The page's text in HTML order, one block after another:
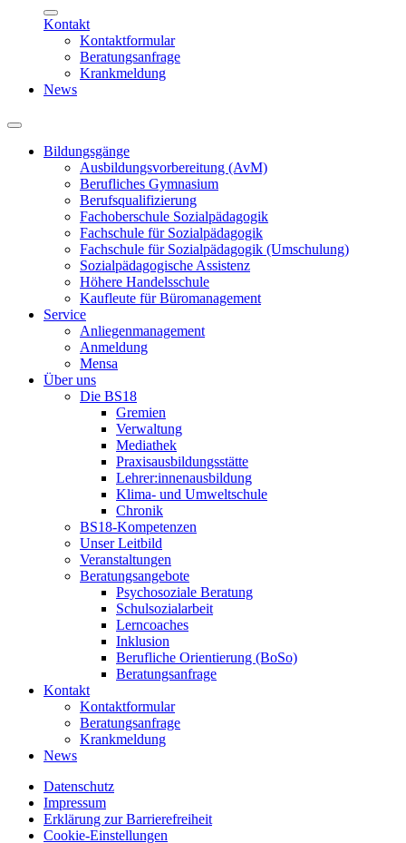
Kontakt
Kontaktformular
Beratungsanfrage
Krankmeldung
News
Bildungsgänge
Ausbildungsvorbereitung (AvM)
Berufliches Gymnasium
Berufsqualifizierung
Fachoberschule Sozialpädagogik
Fachschule für Sozialpädagogik
Fachschule für Sozialpädagogik (Umschulung)
Sozialpädagogische Assistenz
Höhere Handelsschule
Kaufleute für Büromanagement
Service
Anliegenmanagement
Anmeldung
Mensa
Über uns
Die BS18
Gremien
Verwaltung
Mediathek
Praxisausbildungsstätte
Lehrer:innenausbildung
Klima- und Umweltschule
Chronik
BS18-Kompetenzen
Unser Leitbild
Veranstaltungen
Beratungsangebote
Psychosoziale Beratung
Schulsozialarbeit
Lerncoaches
Inklusion
Berufliche Orientierung (BoSo)
Beratungsanfrage
Kontakt
Kontaktformular
Beratungsanfrage
Krankmeldung
News
Datenschutz
Impressum
Erklärung zur Barrierefreiheit
Cookie-Einstellungen